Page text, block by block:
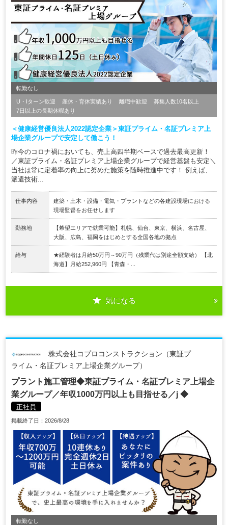
転勤なし
U・Iターン歓迎 産休・育休実績あり 離職中歓迎
募集人数10名以上
7日以上の長期休暇あり
＜健康経営優良法人2022認定企業＞東証プライム・名証プレミア上
場企業グループで安定して働こう！
昨今のコロナ禍においても、売上高四半期ベースで過去最高更新！
／東証プライム・名証プレミア上場企業グループで経営基盤も安定＼
当社は常に定着率の向上に努めた施策を随時推進中です！ 例えば、
派遣技術...
仕事内容
建築・土木・設備・電気・プラントなどの各建設現場における
現場監督をお任せします
勤務地
【希望エリアで就業可能】札幌、仙台、東京、横浜、名古屋、
大阪、広島、福岡をはじめとする全国各地の拠点
給与
★経験者は月給50万円～90万円（残業代は別途全額支給） 【北
海道】月給252,960円 【青森・...
気になる
株式会社コプロコンストラクション（東証プ
ライム・名証プレミア上場企業グループ）
プラント施工管理◆東証プライム・名証プレミア上場企
業グループ／年収1000万円以上も目指せる／j ◆
正社員
掲載終了日：2026/8/28
転勤なし